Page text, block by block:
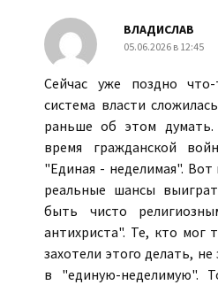
ВЛАДИСЛАВ
05.06.2026 в 12:45
Сейчас уже поздно
система власти
раньше об этом
время гражданской
"Единая - неделимая".
реальные шансы
быть чисто
антихриста". Те, кто мог
захотели этого делать,
в "единую-неделимую".